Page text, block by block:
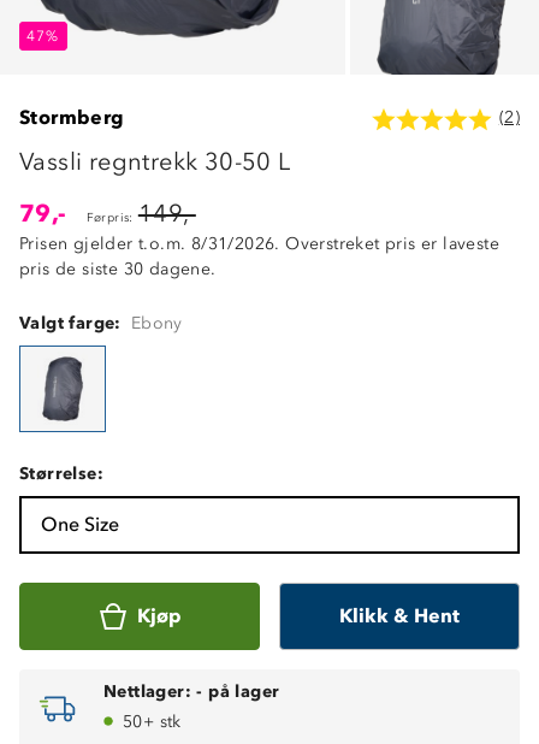
47% 47%
47%
Stormberg (2)
Vassli regntrekk 30-50 L
79,-
Førpris: 149,-
Prisen gjelder t.o.m. 8/31/2026. Overstreket pris er laveste
pris de siste 30 dagene.
Valgt farge: Ebony
Størrelse:
One Size
Kjøp Klikk & Hent
Nettlager: - på lager
50+ stk